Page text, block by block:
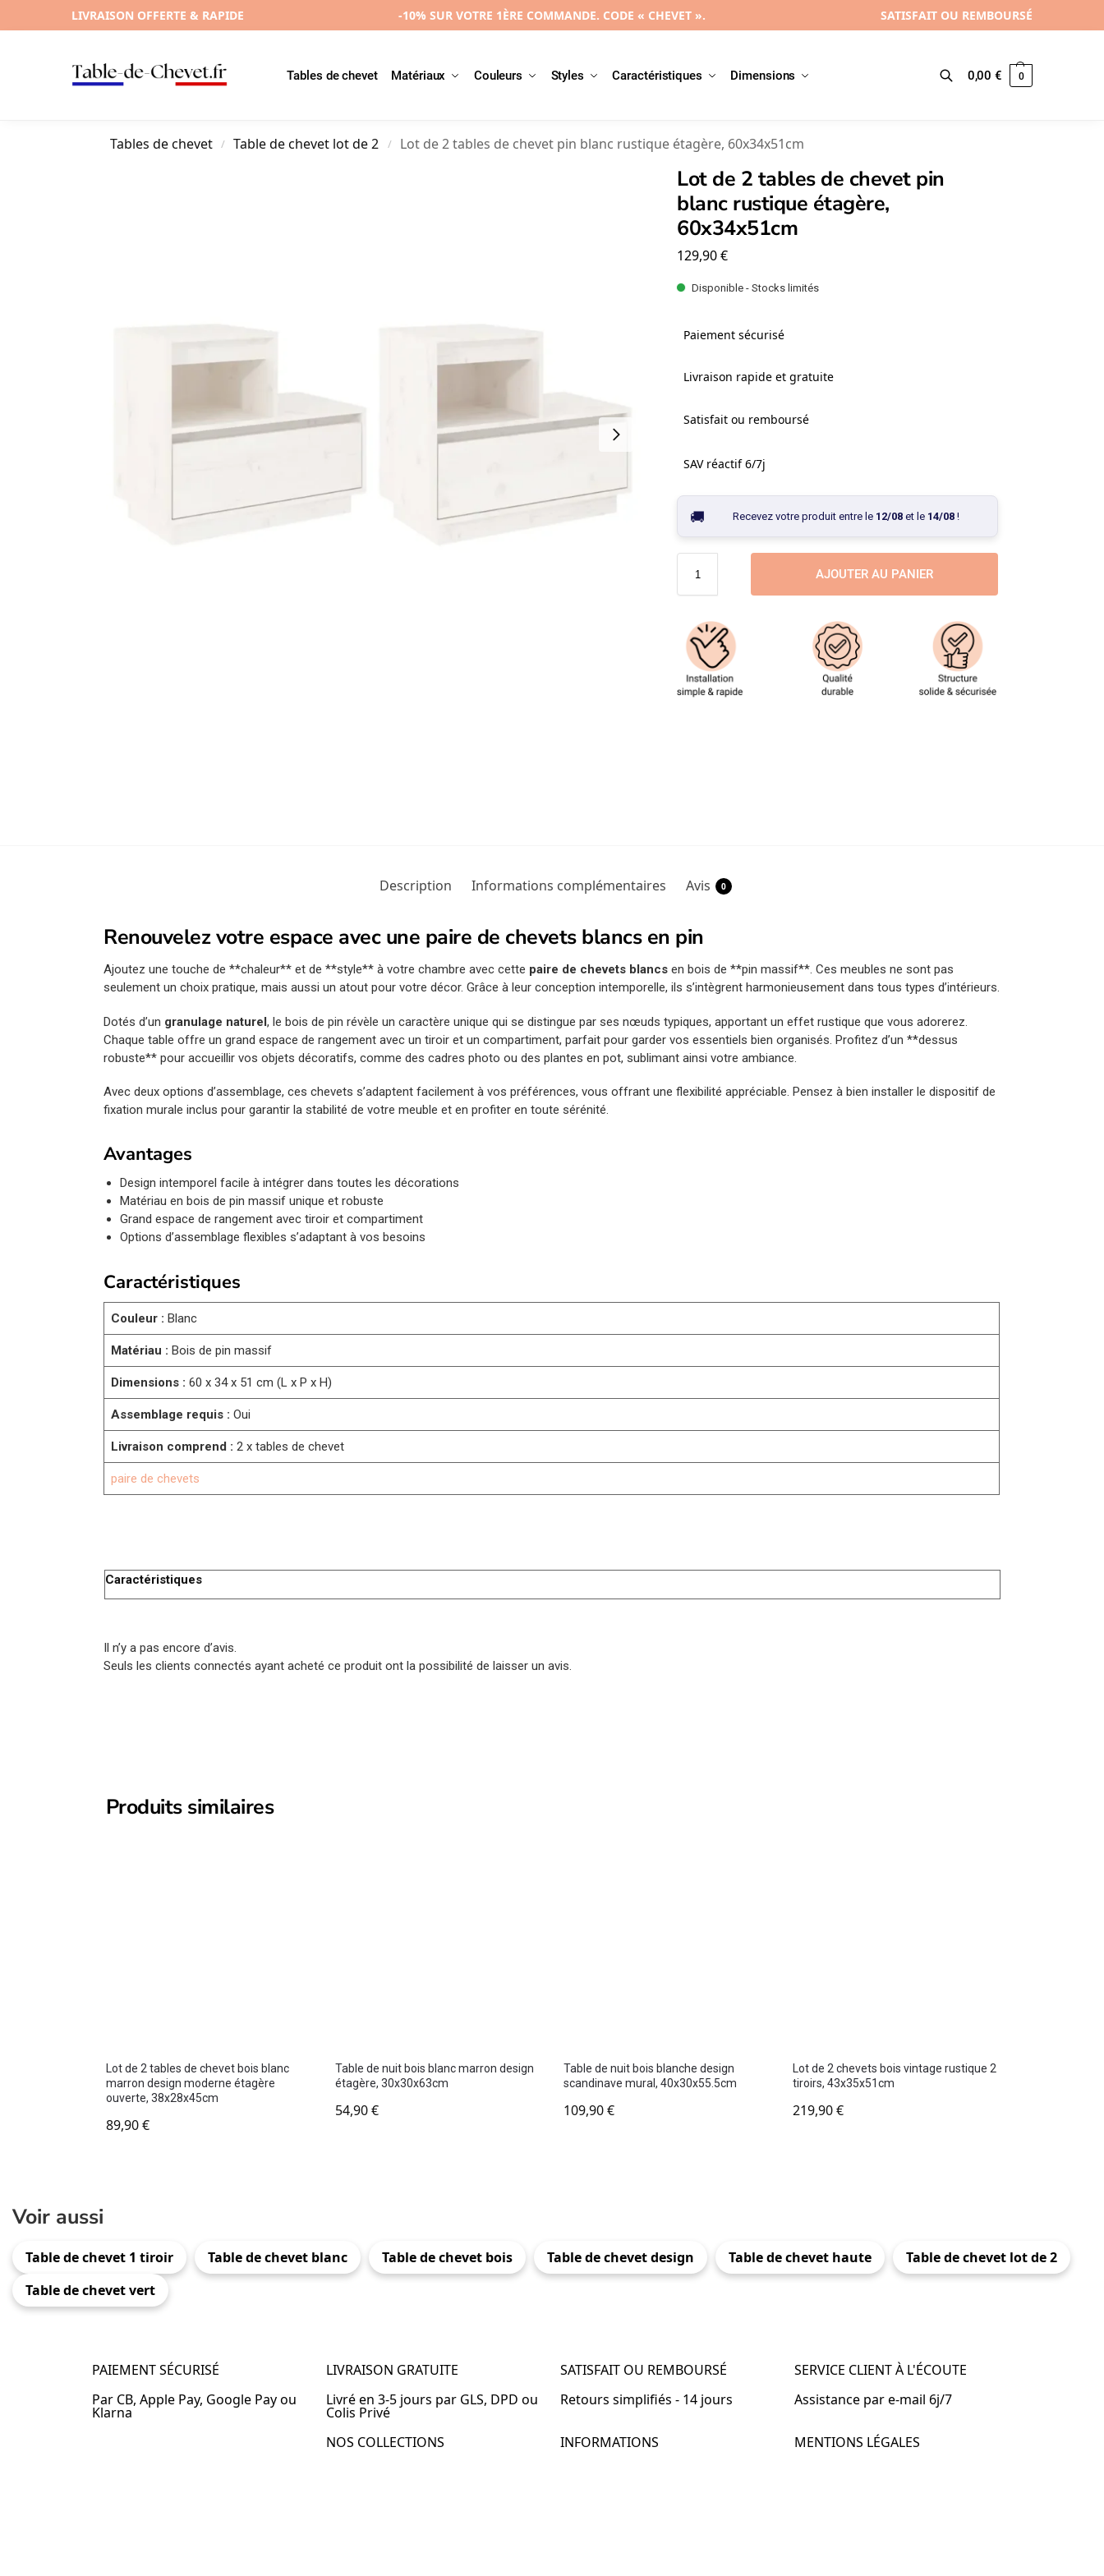
LIVRAISON OFFERTE & RAPIDE -10% SUR VOTRE 1ÈRE COMMANDE. CODE « CHEVET ». SATISFAIT OU REMBOURSÉ
Tables de chevet Matériaux Couleurs Styles Caractéristiques Dimensions
Recherche 0,00€ 0
Tables de chevet / Table de chevet lot de 2 / Lot de 2 tables de chevet pin blanc rustique étagère, 60x34x51cm
Lot de 2 tables de chevet pin
blanc rustique étagère,
60x34x51cm
129,90€
Disponible - Stocks limités
Paiement sécurisé
Livraison rapide et gratuite
Satisfait ou remboursé
SAV réactif 6/7j
Recevez votre produit entre le 12/08et le 14/08!
AJOUTER AU PANIER
Description Informations complémentaires Avis 0
Renouvelez votre espace avec une paire de chevets blancs en pin
Ajoutez une touche de **chaleur** et de **style** à votre chambre avec cette paire de chevets blancs en bois de **pin massif**. Ces meubles ne sont pas
seulement un choix pratique, mais aussi un atout pour votre décor. Grâce à leur conception intemporelle, ils s’intègrent harmonieusement dans tous types d’intérieurs.
Dotés d’un granulage naturel, le bois de pin révèle un caractère unique qui se distingue par ses nœuds typiques, apportant un effet rustique que vous adorerez.
Chaque table offre un grand espace de rangement avec un tiroir et un compartiment, parfait pour garder vos essentiels bien organisés. Profitez d’un **dessus
robuste** pour accueillir vos objets décoratifs, comme des cadres photo ou des plantes en pot, sublimant ainsi votre ambiance.
Avec deux options d’assemblage, ces chevets s’adaptent facilement à vos préférences, vous offrant une flexibilité appréciable. Pensez à bien installer le dispositif de
fixation murale inclus pour garantir la stabilité de votre meuble et en profiter en toute sérénité.
Avantages
Design intemporel facile à intégrer dans toutes les décorations
Matériau en bois de pin massif unique et robuste
Grand espace de rangement avec tiroir et compartiment
Options d’assemblage flexibles s’adaptant à vos besoins
Caractéristiques
Couleur : Blanc
Matériau : Bois de pin massif
Dimensions : 60 x 34 x 51 cm (L x P x H)
Assemblage requis : Oui
Livraison comprend : 2 x tables de chevet
paire de chevets
Caractéristiques
Il n’y a pas encore d’avis.
Seuls les clients connectés ayant acheté ce produit ont la possibilité de laisser un avis.
Produits similaires
Lot de 2 tables de chevet bois blanc
marron design moderne étagère
ouverte, 38x28x45cm
89,90€
Table de nuit bois blanc marron design
étagère, 30x30x63cm
54,90€
Table de nuit bois blanche design
scandinave mural, 40x30x55.5cm
109,90€
Lot de 2 chevets bois vintage rustique 2
tiroirs, 43x35x51cm
219,90€
Voir aussi
Table de chevet 1 tiroir Table de chevet blanc Table de chevet bois Table de chevet design Table de chevet haute
Table de chevet lot de 2
Table de chevet vert
PAIEMENT SÉCURISÉ
Par CB, Apple Pay, Google Pay ou
Klarna
LIVRAISON GRATUITE
Livré en 3-5 jours par GLS, DPD ou
Colis Privé
SATISFAIT OU REMBOURSÉ
Retours simplifiés - 14 jours
SERVICE CLIENT À L'ÉCOUTE
Assistance par e-mail 6j/7
NOS COLLECTIONS
INFORMATIONS
MENTIONS LÉGALES